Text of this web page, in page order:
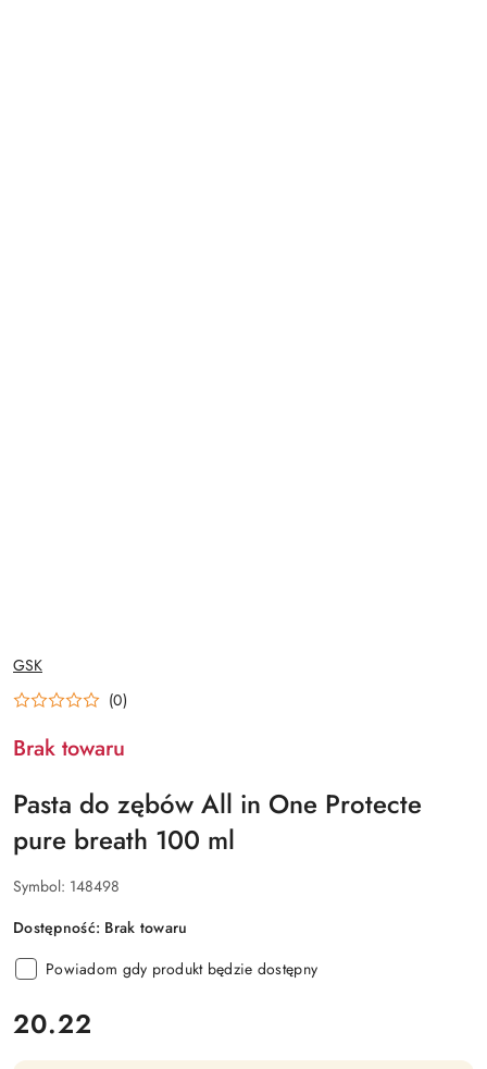
NAZWA
PRODUCENTA:
GSK
(0)
Brak towaru
Pasta do zębów All in One Protecte
pure breath 100 ml
Symbol: 148498
Dostępność: Brak towaru
Powiadom gdy produkt będzie dostępny
cena:
20.22